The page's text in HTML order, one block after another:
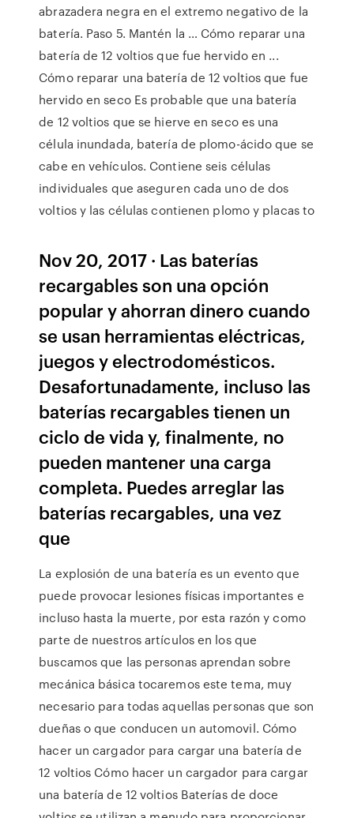
abrazadera negra en el extremo negativo de la
batería. Paso 5. Mantén la … Cómo reparar una
batería de 12 voltios que fue hervido en ...
Cómo reparar una batería de 12 voltios que fue
hervido en seco Es probable que una batería
de 12 voltios que se hierve en seco es una
célula inundada, batería de plomo-ácido que se
cabe en vehículos. Contiene seis células
individuales que aseguren cada uno de dos
voltios y las células contienen plomo y placas to
Nov 20, 2017 · Las baterías
recargables son una opción
popular y ahorran dinero cuando
se usan herramientas eléctricas,
juegos y electrodomésticos.
Desafortunadamente, incluso las
baterías recargables tienen un
ciclo de vida y, finalmente, no
pueden mantener una carga
completa. Puedes arreglar las
baterías recargables, una vez
que
La explosión de una batería es un evento que
puede provocar lesiones físicas importantes e
incluso hasta la muerte, por esta razón y como
parte de nuestros artículos en los que
buscamos que las personas aprendan sobre
mecánica básica tocaremos este tema, muy
necesario para todas aquellas personas que son
dueñas o que conducen un automovil. Cómo
hacer un cargador para cargar una batería de
12 voltios Cómo hacer un cargador para cargar
una batería de 12 voltios Baterías de doce